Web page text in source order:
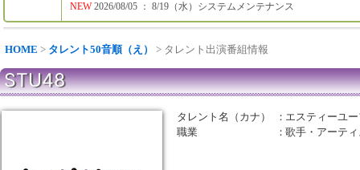
NEW2026/08/05 ： 8/19（水）システムメンテナンス
HOME > タレント50音順（え） > タレント出演番組情報
STU48
タレント名（カナ） ： エスティーユ
職業
：歌手・アーテ